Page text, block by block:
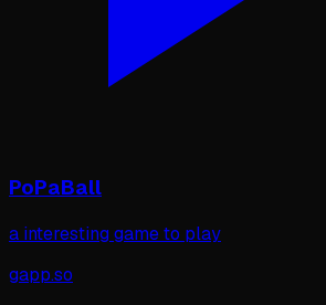
PoPaBall
a interesting game to play
gapp.so